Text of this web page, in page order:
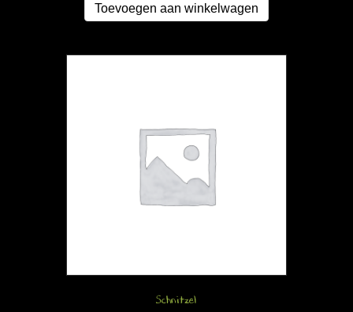
Toevoegen aan winkelwagen
Schnitzel